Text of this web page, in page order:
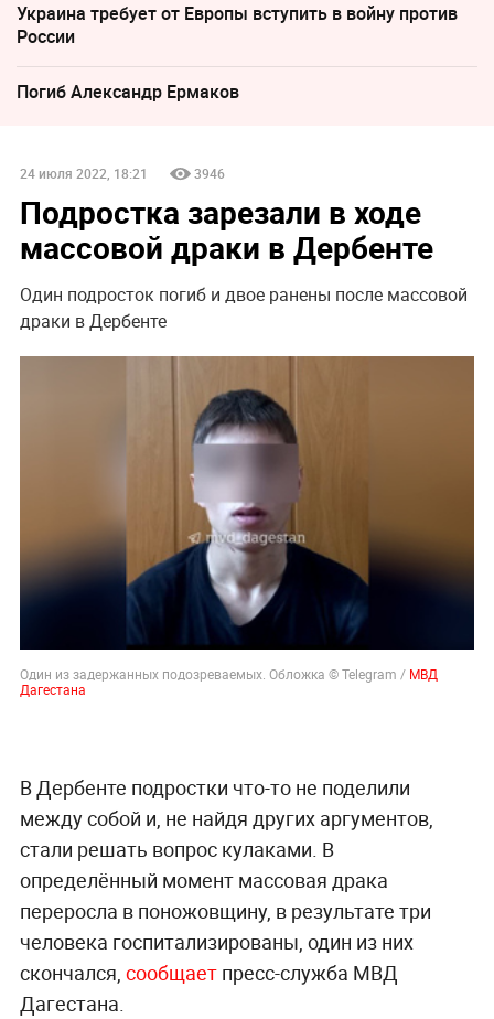
Украина требует от Европы вступить в войну против
России
Погиб Александр Ермаков
24 июля 2022, 18:21 3946
Подростка зарезали в ходе
массовой драки в Дербенте
Один подросток погиб и двое ранены после массовой
драки в Дербенте
Один из задержанных подозреваемых. Обложка © Telegram / МВД
Дагестана
В Дербенте подростки что-то не поделили
между собой и, не найдя других аргументов,
стали решать вопрос кулаками. В
определённый момент массовая драка
переросла в поножовщину, в результате три
человека госпитализированы, один из них
скончался, сообщает пресс-служба МВД
Дагестана.